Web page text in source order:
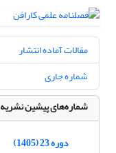
مقالات آماده انتشار
شماره جاری
شماره‌های پیشین نشریه
دوره 23 (1405)